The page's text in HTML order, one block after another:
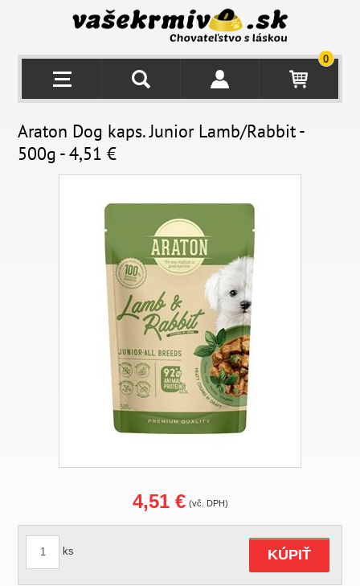
0
Araton Dog kaps. Junior Lamb/Rabbit -
500g - 4,51 €
4,51 € (vč. DPH)
ks KÚPIŤ